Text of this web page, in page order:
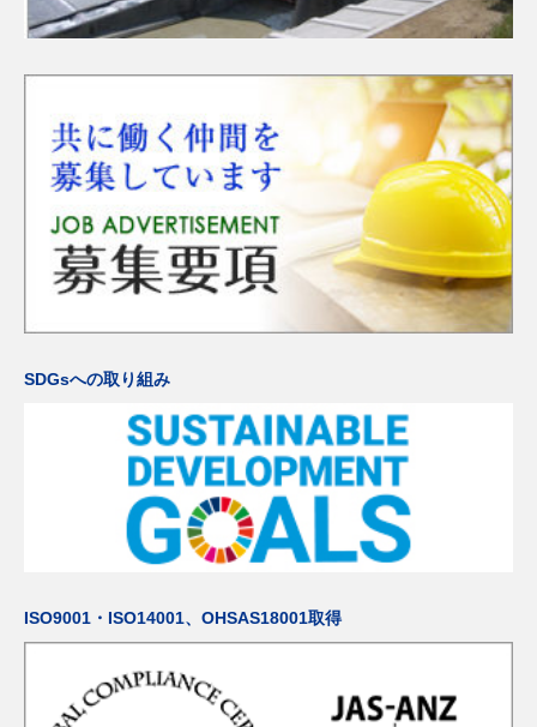
SDGsへの取り組み
ISO9001・ISO14001、OHSAS18001取得